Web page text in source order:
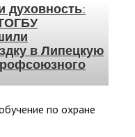
духовность:
в Липецкую